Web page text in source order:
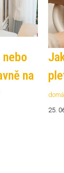
na
25.